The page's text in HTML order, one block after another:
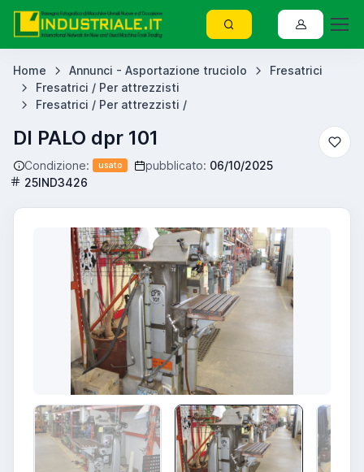
Home Annunci - Asportazione truciolo
Fresatrici
Fresatrici / Per attrezzisti
Fresatrici / Per attrezzisti /
DI PALO dpr 101
Condizione: usato pubblicato: 06/10/2025
25IND3426